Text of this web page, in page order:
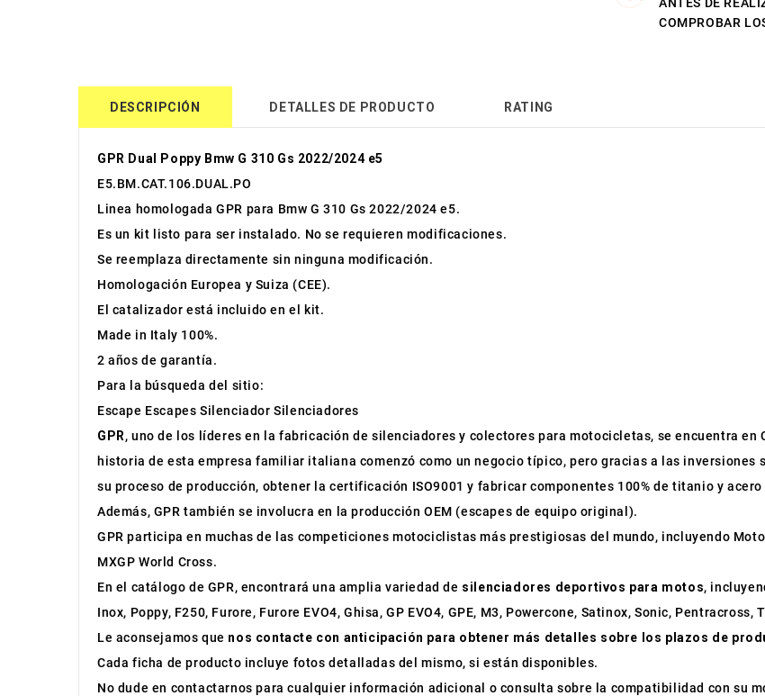
COMPROBAR
DESCRIPCIÓN DETALLES DE PRODUCTO RATING
GPR Dual Poppy Bmw G 310 Gs 2022/2024 e5
E5.BM.CAT.106.DUAL.PO
Linea homologada GPR para Bmw G 310 Gs 2022/2024 e5.
Es un kit listo para ser instalado. No se requieren modificaciones.
Se reemplaza directamente sin ninguna modificación.
Homologación Europea y Suiza (CEE).
El catalizador está incluido en el kit.
Made in Italy 100%.
2 años de garantía.
Para la búsqueda del sitio:
Escape Escapes Silenciador Silenciadores
GPR, uno de los líderes en la fabricación de silenciadores y colectores para motocicletas, se encuentra
historia de esta empresa familiar italiana comenzó como un negocio típico, pero gracias a las
su proceso de producción, obtener la certificación ISO9001 y fabricar componentes 100% de titanio y
Además, GPR también se involucra en la producción OEM (escapes de equipo original).
GPR participa en muchas de las competiciones motociclistas más prestigiosas del mundo, incluyendo
MXGP World Cross.
En el catálogo de GPR, encontrará una amplia variedad de silenciadores deportivos para motos,
Inox, Poppy, F250, Furore, Furore EVO4, Ghisa, GP EVO4, GPE, M3, Powercone, Satinox, Sonic,
Le aconsejamos que nos contacte con anticipación para obtener más detalles sobre los plazos de
Cada ficha de producto incluye fotos detalladas del mismo, si están disponibles.
No dude en contactarnos para cualquier información adicional o consulta sobre la compatibilidad con su